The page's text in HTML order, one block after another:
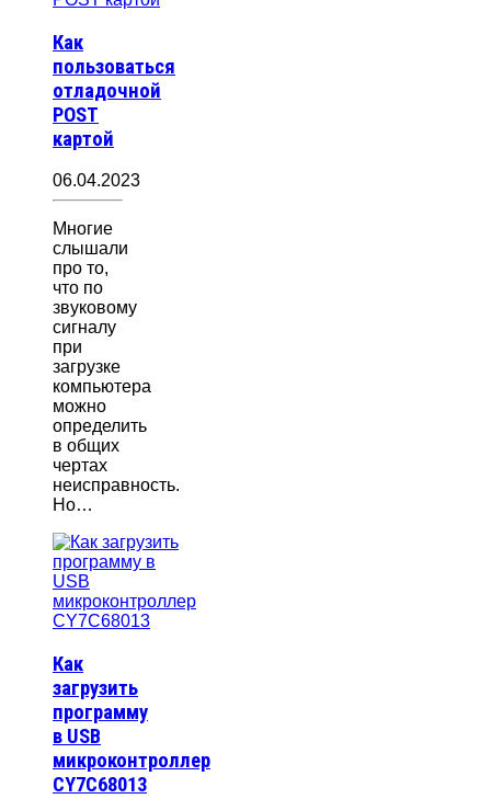
Как
пользоваться
отладочной
POST
картой
06.04.2023
Многие
слышали
про то,
что по
звуковому
сигналу
при
загрузке
компьютера
можно
определить
в общих
чертах
неисправность.
Но…
Как
загрузить
программу
в USB
микроконтроллер
CY7C68013